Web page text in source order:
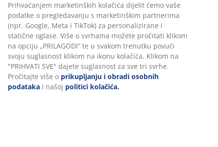
Prihvaćanjem marketinških kolačića dijelit ćemo vaše
podatke o pregledavanju s marketinškim partnerima
(npr. Google, Meta i TikTok) za personalizirane i
statične oglase. Više o svrhama možete pročitati klikom
na opciju „PRILAGODI“ te u svakom trenutku povući
svoju suglasnost klikom na ikonu kolačića. Klikom na
"PRIHVATI SVE" dajete suglasnost za sve tri svrhe.
Pročitajte više o prikupljanju i obradi osobnih
podataka i našoj politici kolačića.